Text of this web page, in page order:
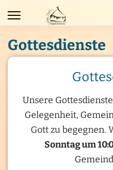
Gottesdienste
Unsere
Gelegenheit,
Gott zu begegnen.
Sonntag um